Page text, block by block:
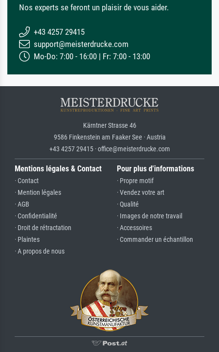
Nos experts se feront un plaisir de vous aider.
+43 4257 29415
support@meisterdrucke.com
Mo-Do: 7:00 - 16:00 | Fr: 7:00 - 13:00
Kärntner Strasse 46
9586 Finkenstein am Faaker See · Austria
+43 4257 29415 · office@meisterdrucke.com
Mentions légales & Contact
· Contact
· Mention légales
· AGB
· Confidentialité
· Droit de rétractation
· Plaintes
· A propos de nous
Pour plus d'informations
· Propre motif
· Vendez votre art
· Qualité
· Images de notre travail
· Accessoires
· Commander un échantillon